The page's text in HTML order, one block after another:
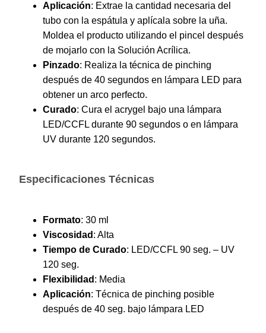
Aplicación: Extrae la cantidad necesaria del
tubo con la espátula y aplícala sobre la uña.
Moldea el producto utilizando el pincel después
de mojarlo con la Solución Acrílica.
Pinzado: Realiza la técnica de pinching
después de 40 segundos en lámpara LED para
obtener un arco perfecto.
Curado: Cura el acrygel bajo una lámpara
LED/CCFL durante 90 segundos o en lámpara
UV durante 120 segundos.
Especificaciones Técnicas
Formato: 30 ml
Viscosidad : Alta
Tiempo de Curado: LED/CCFL 90 seg. – UV
120 seg.
Flexibilidad : Media
Aplicación: Técnica de pinching posible
después de 40 seg. bajo lámpara LED